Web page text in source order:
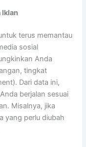
Iklan
terus memantau
sosial
Anda
tingkat
Dari data ini,
berjalan sesuai
Misalnya, jika
yang perlu diubah